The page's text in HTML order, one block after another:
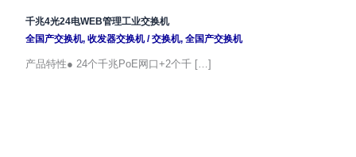
千兆4光24电WEB管理工业交换机
全国产交换机, 收发器交换机/交换机, 全国产交换机
产品特性● 24个千兆PoE网口+2个千 […]